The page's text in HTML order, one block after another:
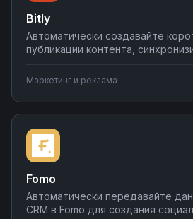
Bitly
Автоматически создавайте
публикации контента,
уведомления о переходах в
Интегрируйте Bitly с вашими
Nodul — настройка за несколько
программирования.
Маркетинг и реклама
Fomo
Автоматически передавайте
CRM в Fomo для создания